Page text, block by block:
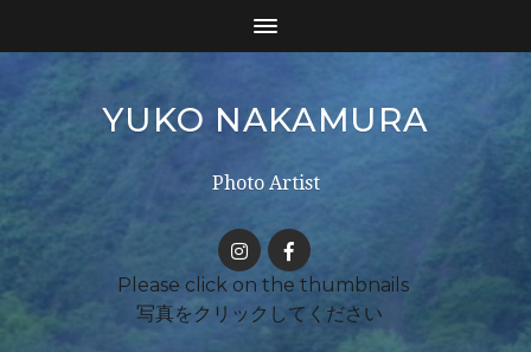
YUKO NAKAMURA
Photo Artist